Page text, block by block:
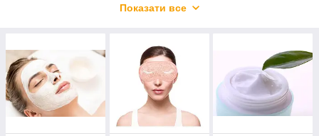
косметика по догляду за шкірою. Оперативні
Показати все